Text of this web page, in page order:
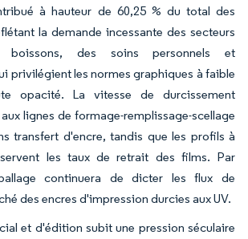
à hauteur de 60,25 % du total des
la demande incessante des secteurs
boissons, des soins personnels et
privilégient les normes graphiques à faible
opacité. La vitesse de durcissement
lignes de formage-remplissage-scellage
transfert d'encre, tandis que les profils à
les taux de retrait des films. Par
continuera de dicter les flux de
des encres d'impression durcies aux UV.
et d'édition subit une pression séculaire